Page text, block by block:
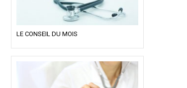
LE CONSEIL DU MOIS